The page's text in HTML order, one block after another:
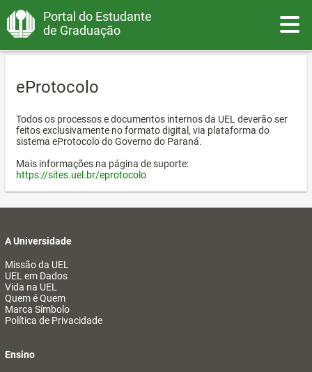
Portal do Estudante
de Graduação
eProtocolo
Todos os processos e documentos internos da UEL deverão ser
feitos exclusivamente no formato digital, via plataforma do
sistema eProtocolo do Governo do Paraná.
Mais informações na página de suporte:
https://sites.uel.br/eprotocolo
A Universidade
Missão da UEL
UEL em Dados
Vida na UEL
Quem é Quem
Marca Símbolo
Política de Privacidade
Ensino